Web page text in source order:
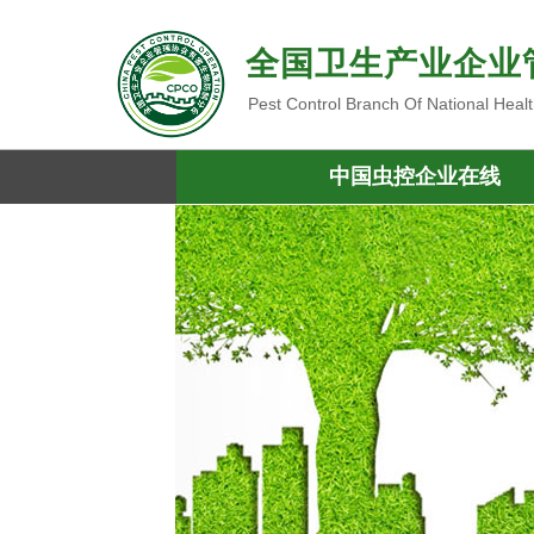
全国卫生产业企
Pest Control Branch Of National
中国虫控企业在线